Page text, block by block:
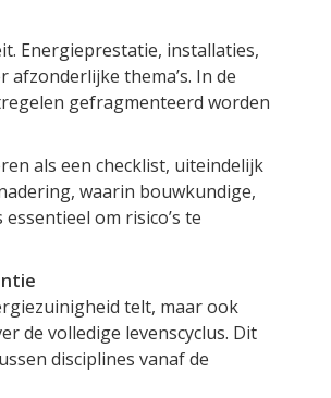
Energieprestatie, installaties,
thema’s. In de
gefragmenteerd worden
als een checklist, uiteindelijk
waarin bouwkundige,
om risico’s te
telt, maar ook
de volledige levenscyclus. Dit
disciplines vanaf de